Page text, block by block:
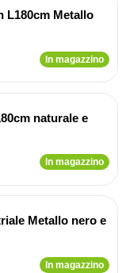
L180cm Metallo
In magazzino
naturale e
In magazzino
Metallo nero e
In magazzino